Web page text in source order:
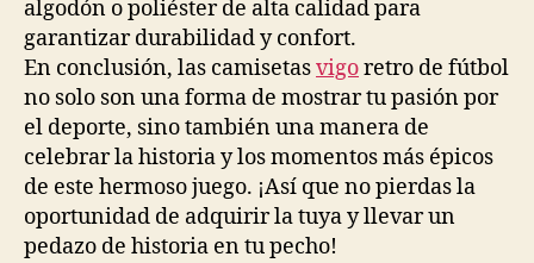
algodón o poliéster de alta calidad para
garantizar durabilidad y confort.
En conclusión, las camisetasvigoretro de fútbol
no solo son una forma de mostrar tu pasión por
el deporte, sino también una manera de
celebrar la historia y los momentos más épicos
de este hermoso juego. ¡Así que no pierdas la
oportunidad de adquirir la tuya y llevar un
pedazo de historia en tu pecho!